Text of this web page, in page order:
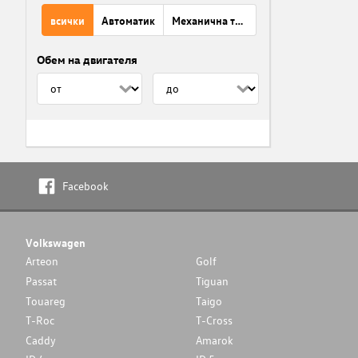
всички Автоматик Механична трансмисия
Обем на двигателя
Facebook
Volkswagen
Arteon
Golf
Passat
Tiguan
Touareg
Taigo
T-Roc
T-Cross
Caddy
Amarok